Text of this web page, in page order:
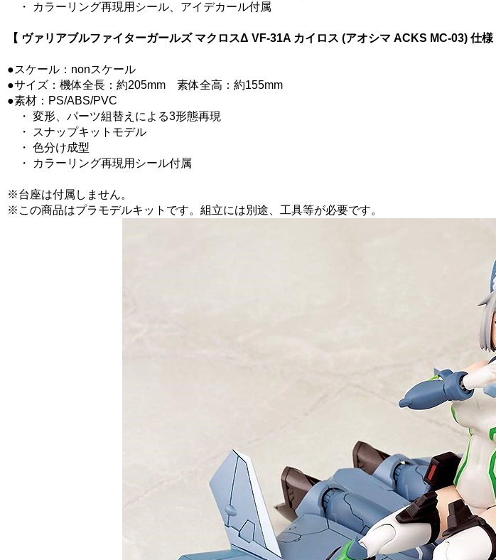
・ カラーリング再現用シール、アイデカール付属
【 ヴァリアブルファイターガールズ マクロスΔ VF-31A カイロス (アオシマ ACKS MC-03) 仕様
●スケール：nonスケール
●サイズ：機体全長：約205mm 素体全高：約155mm
●素材：PS/ABS/PVC
・ 変形、パーツ組替えによる3形態再現
・ スナップキットモデル
・ 色分け成型
・ カラーリング再現用シール付属
※台座は付属しません。
※この商品はプラモデルキットです。組立には別途、工具等が必要です。